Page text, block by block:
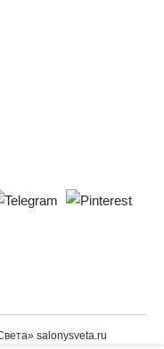
salonysveta.ru